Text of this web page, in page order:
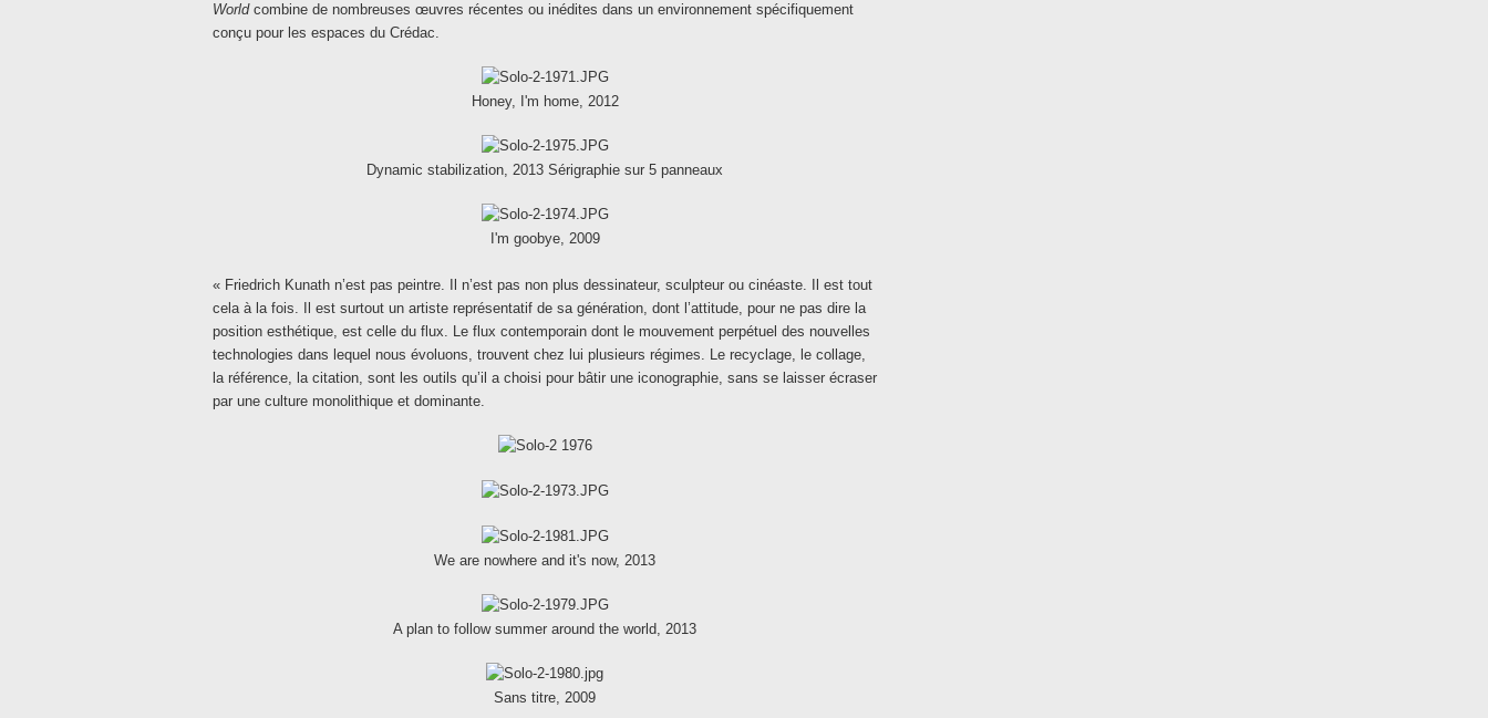
Worldcombine de nombreuses œuvres récentes ou inédites dans un environnement spécifiquement
conçu pour les espaces du Crédac.
Honey, I'm home, 2012
Dynamic stabilization, 2013 Sérigraphie sur 5 panneaux
I'm goobye, 2009
« Friedrich Kunath n’est pas peintre. Il n’est pas non plus dessinateur, sculpteur ou cinéaste. Il est tout
cela à la fois. Il est surtout un artiste représentatif de sa génération, dont l’attitude, pour ne pas dire la
position esthétique, est celle du flux. Le flux contemporain dont le mouvement perpétuel des nouvelles
technologies dans lequel nous évoluons, trouvent chez lui plusieurs régimes. Le recyclage, le collage,
la référence, la citation, sont les outils qu’il a choisi pour bâtir une iconographie, sans se laisser écraser
par une culture monolithique et dominante.
We are nowhere and it's now, 2013
A plan to follow summer around the world, 2013
Sans titre, 2009